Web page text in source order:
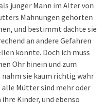
junger Mann im Alter von
Mahnungen gehörten
und bestimmt dachte sie
an andere Gefahren
könnte. Doch ich muss
Ohr hinein und zum
nahm sie kaum richtig wahr
Mütter sind mehr oder
Kinder, und ebenso